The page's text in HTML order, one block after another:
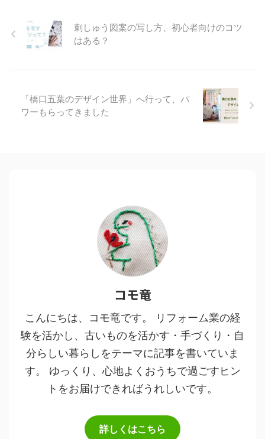
刺しゅう図案の写し方、初心者向けのコツ
はある？
「橋口五葉のデザイン世界」へ行って、パ
ワーもらってきました
コモ竜
こんにちは、コモ竜です。 リフォーム業の経
験を活かし、古いものを活かす・手づくり・自
分らしい暮らしをテーマに記事を書いていま
す。 ゆっくり、心地よくおうちで過ごすヒン
トをお届けできればうれしいです。
詳しくはこちら